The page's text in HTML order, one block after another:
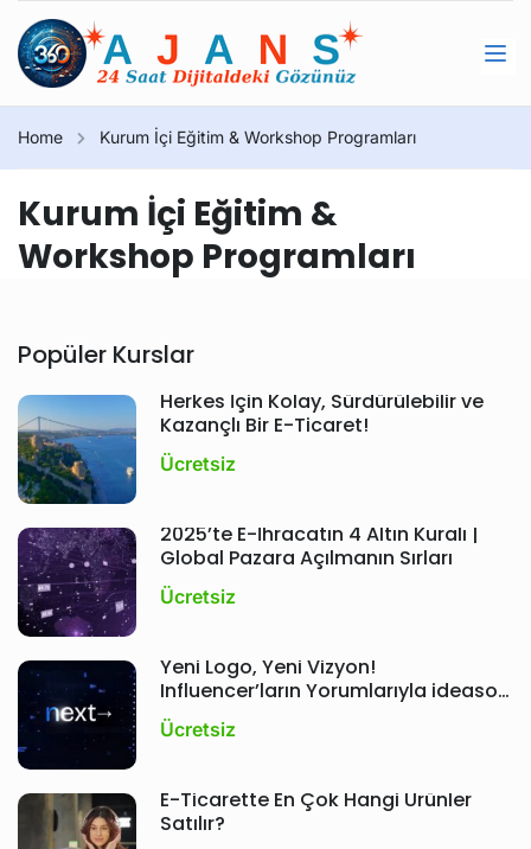
Home Kurum İçi Eğitim & Workshop Programları
Kurum İçi Eğitim &
Workshop Programları
Popüler Kurslar
Herkes İçin Kolay, Sürdürülebilir ve
Kazançlı Bir E-Ticaret!
Ücretsiz
2025’te E-İhracatın 4 Altın Kuralı |
Global Pazara Açılmanın Sırları
Ücretsiz
Yeni Logo, Yeni Vizyon!
Influencer’ların Yorumlarıyla ideasoft
Etkinliği ; Next
Ücretsiz
E-Ticarette En Çok Hangi Ürünler
Satılır?